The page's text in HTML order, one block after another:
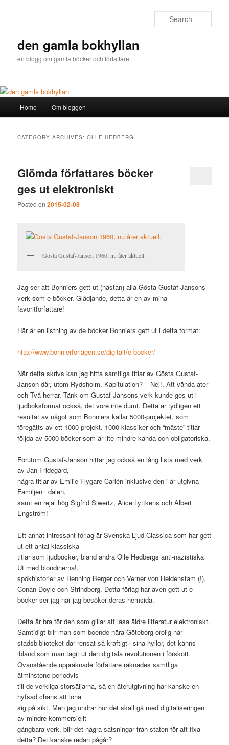
den gamla bokhyllan
en blogg om gamla böcker och författare
Home Om bloggen
CATEGORY ARCHIVES:OLLE HEDBERG
Glömda författares böcker
ges ut elektroniskt
Posted on2015-02-08
Gösta Gustaf-Janson 1960, nu åter aktuell.
Jag ser att Bonniers gett ut (nästan) alla Gösta Gustaf-Jansons
verk som e-böcker. Glädjande, detta är en av mina
favoritförfattare!
Här är en listning av de böcker Bonniers gett ut i detta format:
http://www.bonnierforlagen.se/digitalt/e-bocker/
När detta skrivs kan jag hitta samtliga titlar av Gösta Gustaf-
Janson där, utom Rydsholm, Kapitulation? – Nej!, Att vända åter
och Två herrar. Tänk om Gustaf-Jansons verk kunde ges ut i
ljudboksformat också, det vore inte dumt. Detta är tydligen ett
resultat av något som Bonniers kallar 5000-projektet, som
föregåtts av ett 1000-projekt. 1000 klassiker och “måste”-titlar
följda av 5000 böcker som är lite mindre kända och obligatoriska.
Förutom Gustaf-Janson hittar jag också en lång lista med verk
av Jan Fridegård,
några titlar av Emilie Flygare-Carlén inklusive den i år utgivna
Familjen i dalen,
samt en rejäl hög Sigfrid Siwertz, Alice Lyttkens och Albert
Engström!
Ett annat intressant förlag är Svenska Ljud Classica som har gett
ut ett antal klassiska
titlar som ljudböcker, bland andra Olle Hedbergs anti-nazistiska
Ut med blondinerna!,
spökhistorier av Henning Berger och Verner von Heidenstam (!),
Conan Doyle och Strindberg. Detta förlag har även gett ut e-
böcker ser jag när jag besöker deras hemsida.
Detta är bra för den som gillar att läsa äldre litteratur elektroniskt.
Samtidigt blir man som boende nära Göteborg orolig när
stadsbiblioteket där rensat så kraftigt i sina hyllor, det känns
ibland som man tagit ut den digitala revolutionen i förskott.
Ovanstående uppräknade författare räknades samtliga
åtminstone periodvis
till de verkliga storsäljarna, så en återutgivning har kanske en
hyfsad chans att löna
sig på sikt. Men jag undrar hur det skall gå med digitaliseringen
av mindre kommersiellt
gångbara verk, blir det några satsningar från staten för att fixa
detta? Det kanske redan pågår?